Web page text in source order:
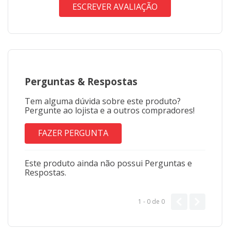
ESCREVER AVALIAÇÃO
Perguntas & Respostas
Tem alguma dúvida sobre este produto?
Pergunte ao lojista e a outros compradores!
FAZER PERGUNTA
Este produto ainda não possui Perguntas e
Respostas.
1 - 0 de 0